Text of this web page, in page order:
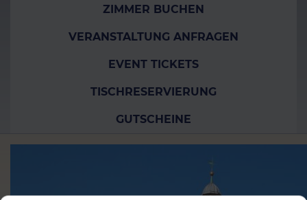
ZIMMER BUCHEN
VERANSTALTUNG ANFRAGEN
EVENT TICKETS
TISCHRESERVIERUNG
GUTSCHEINE